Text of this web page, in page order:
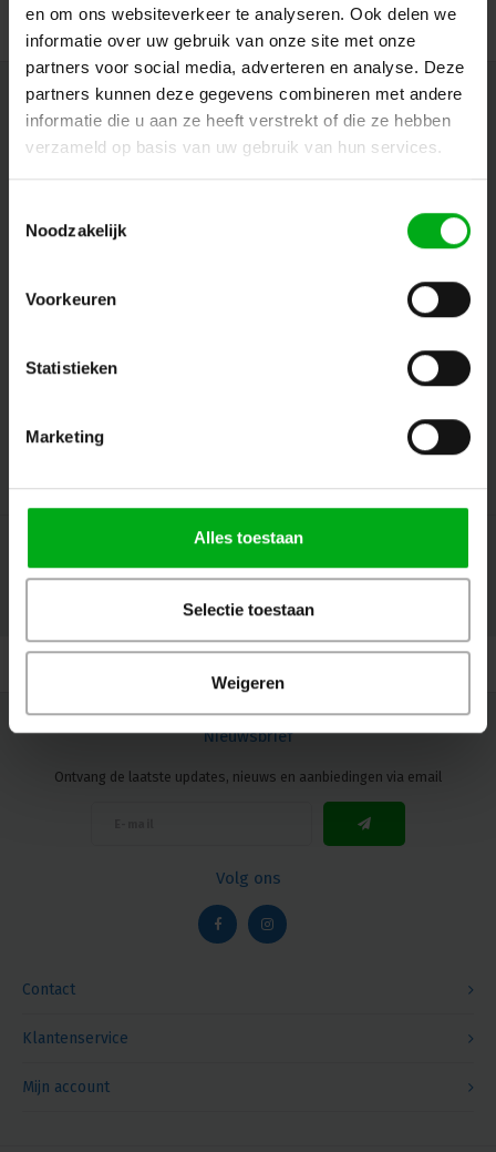
en om ons websiteverkeer te analyseren. Ook delen we
informatie over uw gebruik van onze site met onze
partners voor social media, adverteren en analyse. Deze
partners kunnen deze gegevens combineren met andere
informatie die u aan ze heeft verstrekt of die ze hebben
verzameld op basis van uw gebruik van hun services.
Noodzakelijk
Voorkeuren
Statistieken
Marketing
Alles toestaan
Selectie toestaan
Weigeren
Contact
Nieuwsbrief
Ontvang de laatste updates, nieuws en aanbiedingen via email
© Copyright 2026 Megalight sa/nv - Theme by
Contact
Nieuwsbrief
Ontvang de laatste updates, nieuws en aanbiedingen via email
Volg ons
Klantenservice
Mijn account